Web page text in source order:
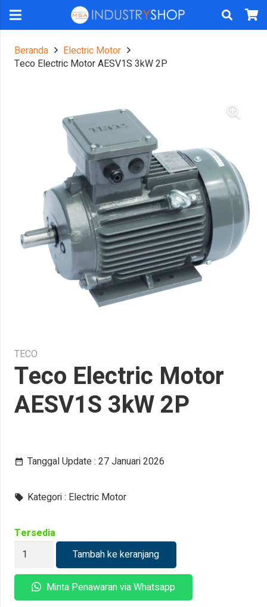
Beranda
Electric Motor
Teco Electric Motor AESV1S 3kW 2P
TECO
Teco Electric Motor
AESV1S 3kW 2P
date_range Tanggal Update :27 Januari 2026
local_offer Kategori : Electric Motor
Tersedia
Kuantitas
Electric
Motor
Tambah ke keranjang
Minta Penawaran via Whatsapp